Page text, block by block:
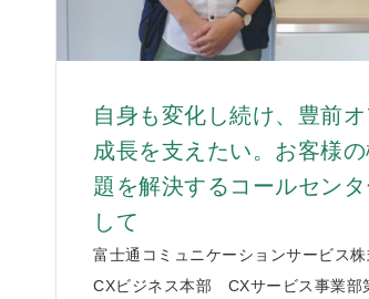
自身も変化し続け、豊前
成長を支えたい。お客様
題を解決するコールセン
して
富士通コミュニケーションサービス
CXビジネス本部 CXサービス事業部